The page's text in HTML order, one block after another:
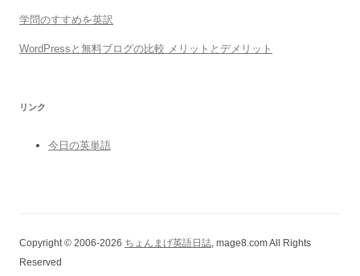
学問のすすめを英訳
WordPressと無料ブログの比較 メリットとデメリット
リンク
今日の英単語
Copyright © 2006-2026 ちょんまげ英語日誌, mage8.com All Rights
Reserved